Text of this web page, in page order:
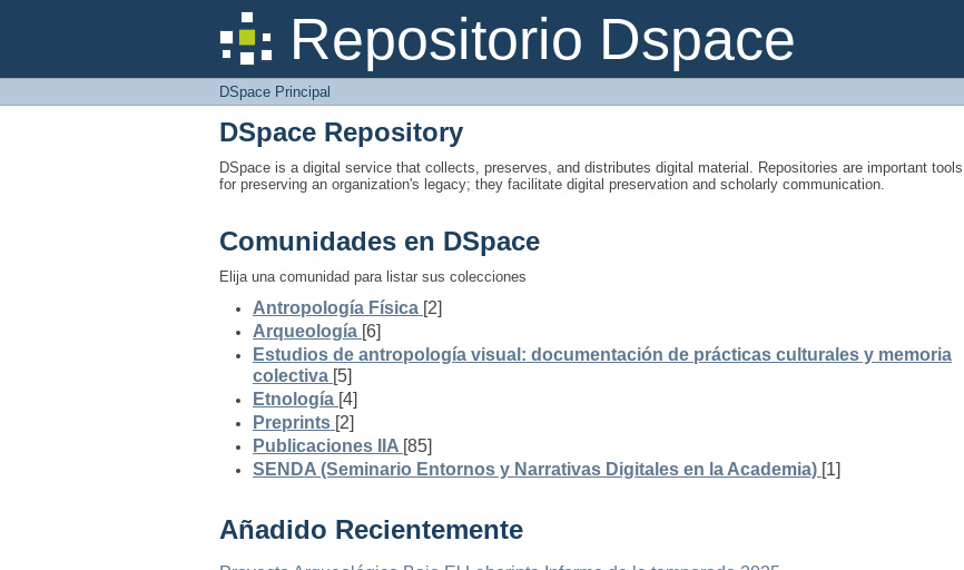
Repositorio Dspace
DSpace Principal
DSpace Principal
DSpace Repository
DSpace is a digital service that collects, preserves, and distributes digital material. Repositories are important tools
for preserving an organization's legacy; they facilitate digital preservation and scholarly communication.
Comunidades en DSpace
Elija una comunidad para listar sus colecciones
Antropología Física [2]
Arqueología [6]
Estudios de antropología visual: documentación de prácticas culturales y memoria
colectiva [5]
Etnología [4]
Preprints [2]
Publicaciones IIA [85]
SENDA (Seminario Entornos y Narrativas Digitales en la Academia) [1]
Añadido Recientemente